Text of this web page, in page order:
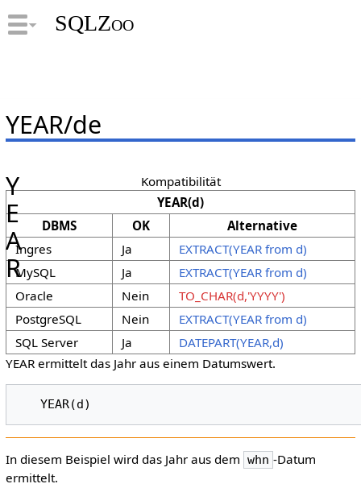
SQLZoo
YEAR/de
Kompatibilität
YEAR(d)
DBMS
OK
Alternative
Ingres
Ja
EXTRACT(YEAR from d)
MySQL
Ja
EXTRACT(YEAR from d)
Oracle
Nein
TO_CHAR(d,'YYYY')
PostgreSQL
Nein
EXTRACT(YEAR from d)
SQL Server
Ja DATEPART(YEAR,d)
Y
E
A
R
YEAR ermittelt das Jahr aus einem Datumswert.
In diesem Beispiel wird das Jahr aus dem whn -Datum
ermittelt.